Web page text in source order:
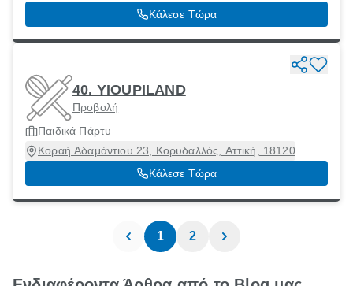
Κάλεσε Τώρα
40. YIOUPILAND
Προβολή
Παιδικά Πάρτυ
Κοραή Αδαμάντιου 23, Κορυδαλλός, Αττική, 18120
Κάλεσε Τώρα
1 2